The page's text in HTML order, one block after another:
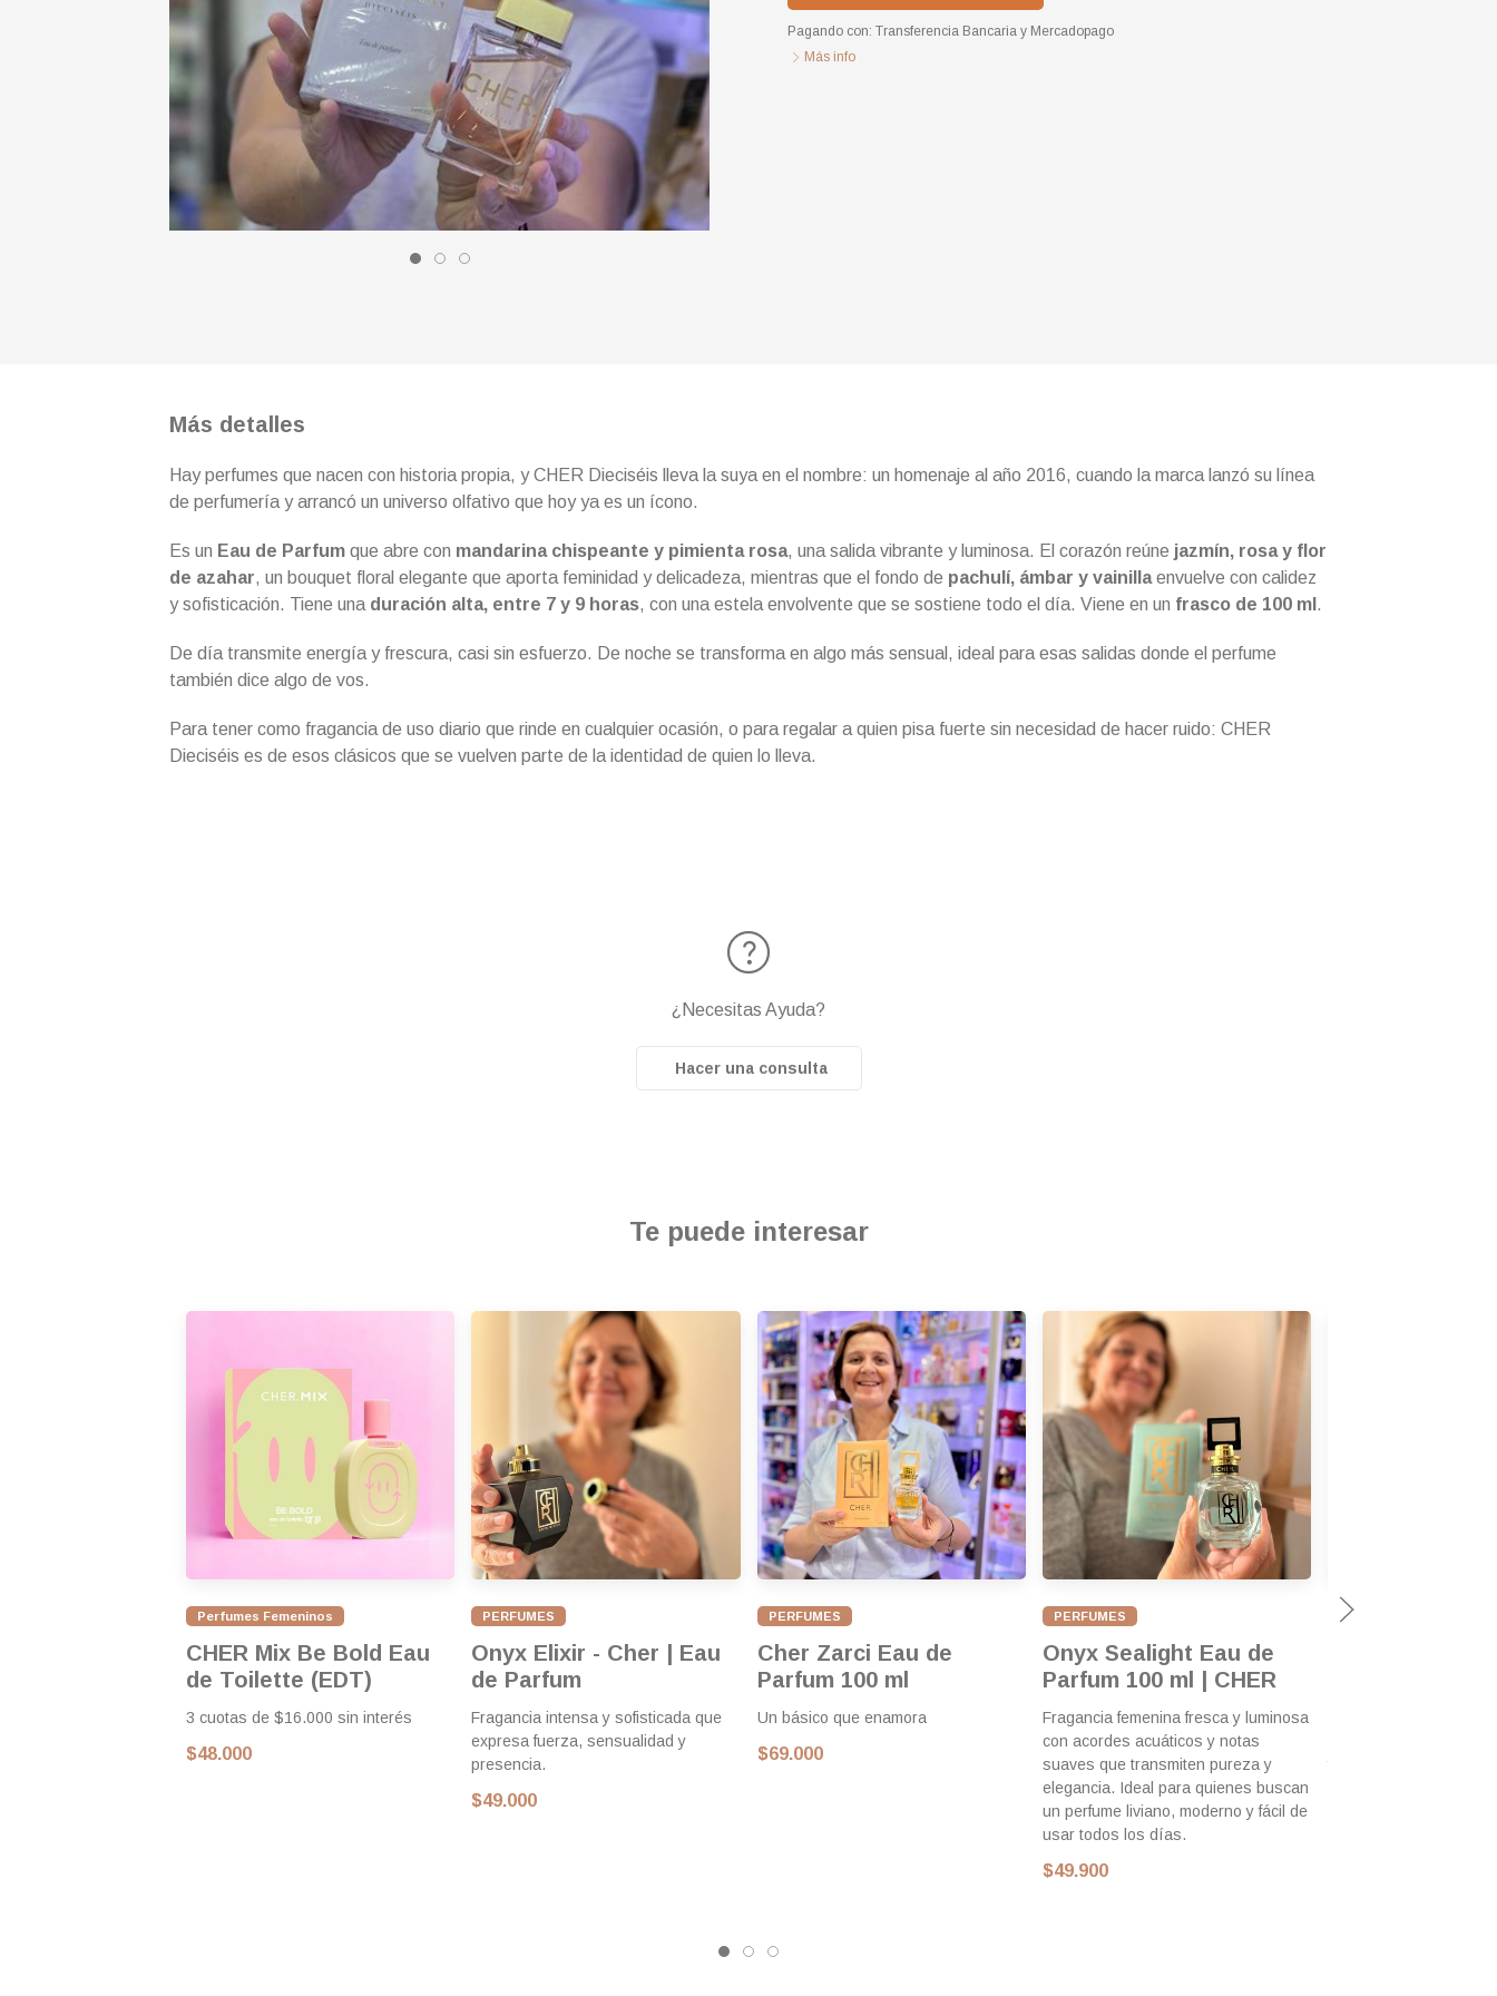
Pagando con: Transferencia Bancaria y Mercadopago
Más info
Más detalles
Hay perfumes que nacen con historia propia, y CHER Dieciséis lleva la suya en el nombre: un homenaje al año 2016, cuando la marca lanzó su línea
de perfumería y arrancó un universo olfativo que hoy ya es un ícono.
Es un Eau de Parfum que abre con mandarina chispeante y pimienta rosa, una salida vibrante y luminosa. El corazón reúne jazmín, rosa y flor
de azahar, un bouquet floral elegante que aporta feminidad y delicadeza, mientras que el fondo de pachulí, ámbar y vainillaenvuelve con calidez
y sofisticación. Tiene una duración alta, entre 7 y 9 horas, con una estela envolvente que se sostiene todo el día. Viene en un frasco de 100 ml .
De día transmite energía y frescura, casi sin esfuerzo. De noche se transforma en algo más sensual, ideal para esas salidas donde el perfume
también dice algo de vos.
Para tener como fragancia de uso diario que rinde en cualquier ocasión, o para regalar a quien pisa fuerte sin necesidad de hacer ruido: CHER
Dieciséis es de esos clásicos que se vuelven parte de la identidad de quien lo lleva.
¿Necesitas Ayuda?
Hacer una consulta
Te puede interesar
Perfumes Femeninos
CHER Mix Be Bold Eau
de Toilette (EDT)
3 cuotas de $16.000 sin interés
$48.000
PERFUMES
Onyx Elixir - Cher | Eau
de Parfum
Fragancia intensa y sofisticada que
expresa fuerza, sensualidad y
presencia.
$49.000
PERFUMES
Cher Zarci Eau de
Parfum 100 ml
Un básico que enamora
$69.000
PERFUMES
Onyx Sealight Eau de
Parfum 100 ml | CHER
Fragancia femenina fresca y luminosa
con acordes acuáticos y notas
suaves que transmiten pureza y
elegancia. Ideal para quienes buscan
un perfume liviano, moderno y fácil de
usar todos los días.
$49.900
PERFUMES
floral fresco y fondo